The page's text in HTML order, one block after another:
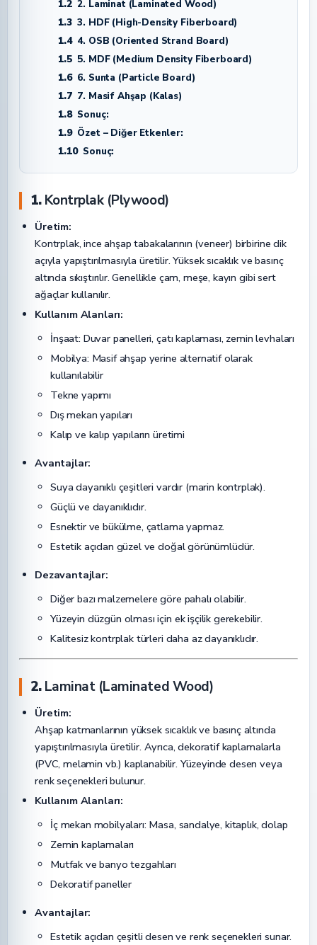
1.2 2. Laminat (Laminated Wood)
1.3 3. HDF (High-Density Fiberboard)
1.4 4. OSB (Oriented Strand Board)
1.5 5. MDF (Medium Density Fiberboard)
1.6 6. Sunta (Particle Board)
1.7 7. Masif Ahşap (Kalas)
1.8 Sonuç:
1.9 Özet – Diğer Etkenler:
1.10 Sonuç:
1.Kontrplak (Plywood)
Üretim:
Kontrplak, ince ahşap tabakalarının (veneer) birbirine dik
açıyla yapıştırılmasıyla üretilir. Yüksek sıcaklık ve basınç
altında sıkıştırılır. Genellikle çam, meşe, kayın gibi sert
ağaçlar kullanılır.
Kullanım Alanları:
İnşaat: Duvar panelleri, çatı kaplaması, zemin levhaları
Mobilya: Masif ahşap yerine alternatif olarak
kullanılabilir
Tekne yapımı
Dış mekan yapıları
Kalıp ve kalıp yapıların üretimi
Avantajlar:
Suya dayanıklı çeşitleri vardır (marin kontrplak).
Güçlü ve dayanıklıdır.
Esnektir ve bükülme, çatlama yapmaz.
Estetik açıdan güzel ve doğal görünümlüdür.
Dezavantajlar:
Diğer bazı malzemelere göre pahalı olabilir.
Yüzeyin düzgün olması için ek işçilik gerekebilir.
Kalitesiz kontrplak türleri daha az dayanıklıdır.
2.Laminat (Laminated Wood)
Üretim:
Ahşap katmanlarının yüksek sıcaklık ve basınç altında
yapıştırılmasıyla üretilir. Ayrıca, dekoratif kaplamalarla
(PVC, melamin vb.) kaplanabilir. Yüzeyinde desen veya
renk seçenekleri bulunur.
Kullanım Alanları:
İç mekan mobilyaları: Masa, sandalye, kitaplık, dolap
Zemin kaplamaları
Mutfak ve banyo tezgahları
Dekoratif paneller
Avantajlar:
Estetik açıdan çeşitli desen ve renk seçenekleri sunar.